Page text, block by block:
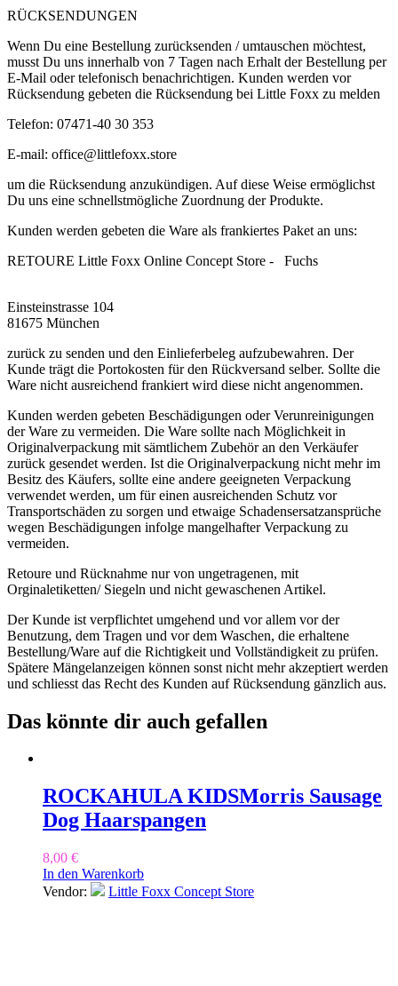
RÜCKSENDUNGEN
Wenn Du eine Bestellung zurücksenden / umtauschen möchtest,
musst Du uns innerhalb von 7 Tagen nach Erhalt der Bestellung per
E-Mail oder telefonisch benachrichtigen. Kunden werden vor
Rücksendung gebeten die Rücksendung bei Little Foxx zu melden
Telefon: 07471-40 30 353
E-mail: office@littlefoxx.store
um die Rücksendung anzukündigen. Auf diese Weise ermöglichst
Du uns eine schnellstmögliche Zuordnung der Produkte.
Kunden werden gebeten die Ware als frankiertes Paket an uns:
RETOURE Little Foxx Online Concept Store - Fuchs
Einsteinstrasse 104
81675 München
zurück zu senden und den Einlieferbeleg aufzubewahren. Der
Kunde trägt die Portokosten für den Rückversand selber. Sollte die
Ware nicht ausreichend frankiert wird diese nicht angenommen.
Kunden werden gebeten Beschädigungen oder Verunreinigungen
der Ware zu vermeiden. Die Ware sollte nach Möglichkeit in
Originalverpackung mit sämtlichem Zubehör an den Verkäufer
zurück gesendet werden. Ist die Originalverpackung nicht mehr im
Besitz des Käufers, sollte eine andere geeigneten Verpackung
verwendet werden, um für einen ausreichenden Schutz vor
Transportschäden zu sorgen und etwaige Schadensersatzansprüche
wegen Beschädigungen infolge mangelhafter Verpackung zu
vermeiden.
Retoure und Rücknahme nur von ungetragenen, mit
Orginaletiketten/ Siegeln und nicht gewaschenen Artikel.
Der Kunde ist verpflichtet umgehend und vor allem vor der
Benutzung, dem Tragen und vor dem Waschen, die erhaltene
Bestellung/Ware auf die Richtigkeit und Vollständigkeit zu prüfen.
Spätere Mängelanzeigen können sonst nicht mehr akzeptiert werden
und schliesst das Recht des Kunden auf Rücksendung gänzlich aus.
Das könnte dir auch gefallen
ROCKAHULA KIDSMorris Sausage
Dog Haarspangen
8,00 €
In den Warenkorb
Vendor:
Little Foxx Concept Store